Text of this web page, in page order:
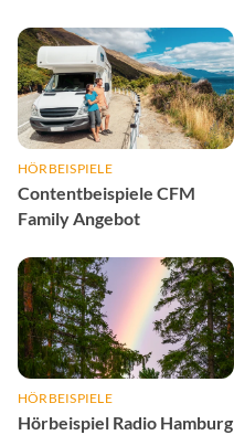
HÖRBEISPIELE
Contentbeispiele CFM
Family Angebot
HÖRBEISPIELE
Hörbeispiel Radio Hamburg